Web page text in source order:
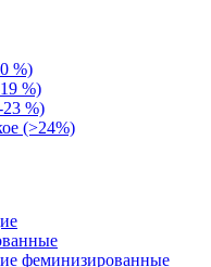
%)
%)
%)
(>24%)
феминизированные